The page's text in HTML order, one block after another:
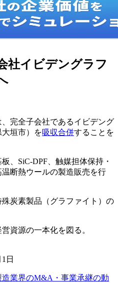
社イビデングラフ
完全子会社であるイビデング
垣市）を吸収合併することを
、SiC-DPF、触媒担体保持・
断熱ウールの製造販売を行
炭素製品（グラファイト）の
資源の一本化を図る。
日
業界のM&A・事業承継の動